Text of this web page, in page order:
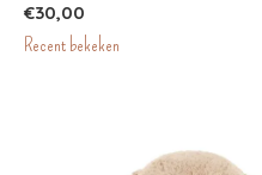
€30,00
Recent bekeken